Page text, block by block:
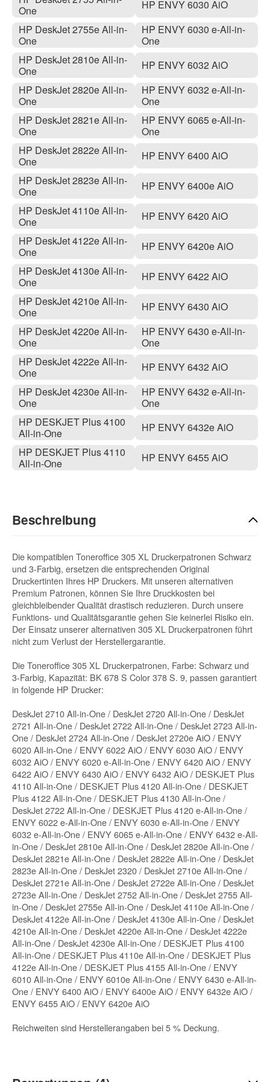
One
HP DeskJet 2755e All-in-
One
HP DeskJet 2810e All-in-
One
HP DeskJet 2820e All-in-
One
HP DeskJet 2821e All-in-
One
HP DeskJet 2822e All-in-
One
HP DeskJet 2823e All-in-
One
HP DeskJet 4110e All-in-
One
HP DeskJet 4122e All-in-
One
HP DeskJet 4130e All-in-
One
HP DeskJet 4210e All-in-
One
HP DeskJet 4220e All-in-
One
HP DeskJet 4222e All-in-
One
HP DeskJet 4230e All-in-
One
HP DESKJET Plus 4100
All-in-One
HP DESKJET Plus 4110
All-in-One
HP ENVY 6030 AiO
HP ENVY 6030 e-All-in-
One
HP ENVY 6032 AiO
HP ENVY 6032 e-All-in-
One
HP ENVY 6065 e-All-in-
One
HP ENVY 6400 AiO
HP ENVY 6400e AiO
HP ENVY 6420 AiO
HP ENVY 6420e AiO
HP ENVY 6422 AiO
HP ENVY 6430 AiO
HP ENVY 6430 e-All-in-
One
HP ENVY 6432 AiO
HP ENVY 6432 e-All-in-
One
HP ENVY 6432e AiO
HP ENVY 6455 AiO
Beschreibung
Die kompatiblen Toneroffice 305 XL Druckerpatronen Schwarz
und 3-Farbig, ersetzen die entsprechenden Original
Druckertinten Ihres HP Druckers. Mit unseren alternativen
Premium Patronen, können Sie Ihre Druckkosten bei
gleichbleibender Qualität drastisch reduzieren. Durch unsere
Funktions- und Qualitätsgarantie gehen Sie keinerlei Risiko ein.
Der Einsatz unserer alternativen 305 XL Druckerpatronen führt
nicht zum Verlust der Herstellergarantie.
Die Toneroffice 305 XL Druckerpatronen, Farbe: Schwarz und
3-Farbig, Kapazität: BK 678 S Color 378 S. 9, passen garantiert
in folgende HP Drucker:
DeskJet 2710 All-in-One / DeskJet 2720 All-in-One / DeskJet
2721 All-in-One / DeskJet 2722 All-in-One / DeskJet 2723 All-in-
One / DeskJet 2724 All-in-One / DeskJet 2720e AiO / ENVY
6020 All-in-One / ENVY 6022 AiO / ENVY 6030 AiO / ENVY
6032 AiO / ENVY 6020 e-All-in-One / ENVY 6420 AiO / ENVY
6422 AiO / ENVY 6430 AiO / ENVY 6432 AiO / DESKJET Plus
4110 All-in-One / DESKJET Plus 4120 All-in-One / DESKJET
Plus 4122 All-in-One / DESKJET Plus 4130 All-in-One /
DeskJet 2722 All-in-One / DESKJET Plus 4120 e-All-in-One /
ENVY 6022 e-All-in-One / ENVY 6030 e-All-in-One / ENVY
6032 e-All-in-One / ENVY 6065 e-All-in-One / ENVY 6432 e-All-
in-One / DeskJet 2810e All-in-One / DeskJet 2820e All-in-One /
DeskJet 2821e All-in-One / DeskJet 2822e All-in-One / DeskJet
2823e All-in-One / DeskJet 2320 / DeskJet 2710e All-in-One /
DeskJet 2721e All-in-One / DeskJet 2722e All-in-One / DeskJet
2723e All-in-One / DeskJet 2752 All-in-One / DeskJet 2755 All-
in-One / DeskJet 2755e All-in-One / DeskJet 4110e All-in-One /
DeskJet 4122e All-in-One / DeskJet 4130e All-in-One / DeskJet
4210e All-in-One / DeskJet 4220e All-in-One / DeskJet 4222e
All-in-One / DeskJet 4230e All-in-One / DESKJET Plus 4100
All-in-One / DESKJET Plus 4110e All-in-One / DESKJET Plus
4122e All-in-One / DESKJET Plus 4155 All-in-One / ENVY
6010 All-in-One / ENVY 6010e All-in-One / ENVY 6430 e-All-in-
One / ENVY 6400 AiO / ENVY 6400e AiO / ENVY 6432e AiO /
ENVY 6455 AiO / ENVY 6420e AiO
Reichweiten sind Herstellerangaben bei 5 % Deckung.